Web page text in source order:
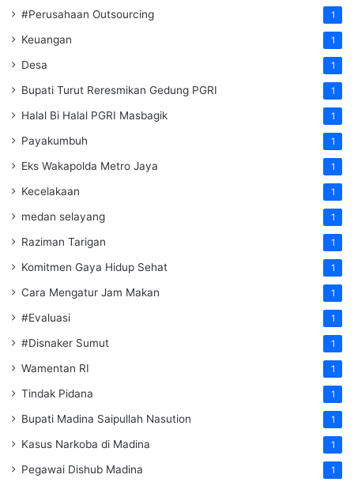
#Perusahaan Outsourcing 1
Keuangan 1
Desa 1
Bupati Turut Reresmikan Gedung PGRI 1
Halal Bi Halal PGRI Masbagik 1
Payakumbuh 1
Eks Wakapolda Metro Jaya 1
Kecelakaan 1
medan selayang 1
Raziman Tarigan 1
Komitmen Gaya Hidup Sehat 1
Cara Mengatur Jam Makan 1
#Evaluasi 1
#Disnaker Sumut 1
Wamentan RI 1
Tindak Pidana 1
Bupati Madina Saipullah Nasution 1
Kasus Narkoba di Madina 1
Pegawai Dishub Madina 1